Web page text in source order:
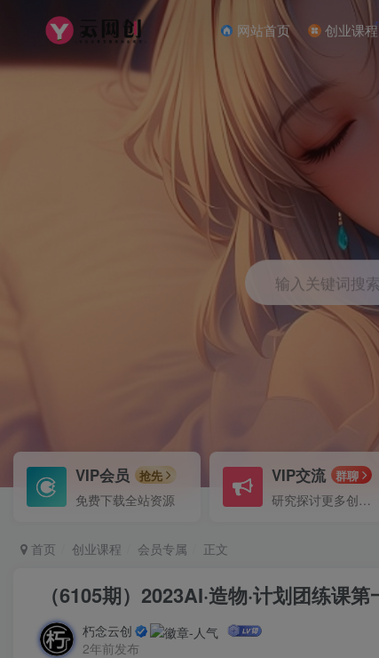
网站首页 创业课程
输入关键词搜索
VIP会员 抢先
免费下载全站资源
VIP交流 群聊
研究探讨更多创业项目路子。
首页 创业课程 会员专属 正文
（6105期）2023AI·造物·计划团练课
朽念云创
2年前发布